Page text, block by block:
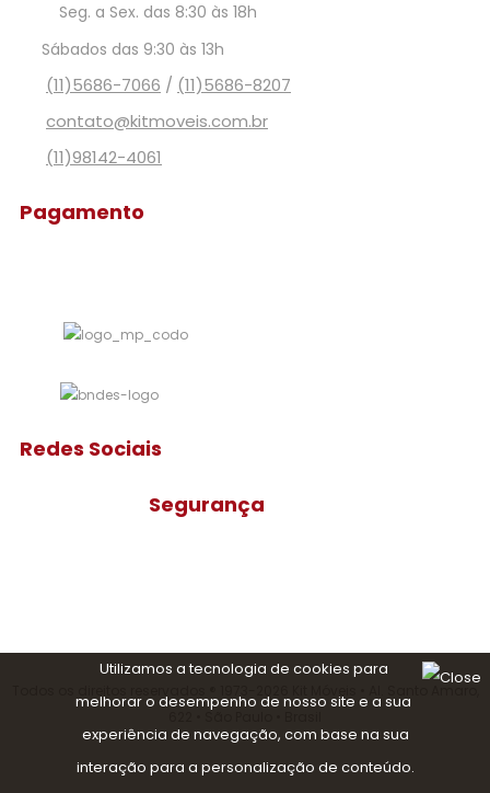
Seg. a Sex. das 8:30 às 18h
Sábados das 9:30 às 13h
(11)5686-7066 / (11)5686-8207
contato@kitmoveis.com.br
(11)98142-4061
Pagamento
Redes Sociais
Segurança
Utilizamos a tecnologia de cookies para
melhorar o desempenho de nosso site e a sua
experiência de navegação, com base na sua
interação para a personalização de conteúdo.